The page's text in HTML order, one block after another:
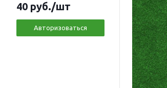
40 руб./шт
Авторизоваться